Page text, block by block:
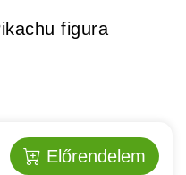
figura
Előrendelem